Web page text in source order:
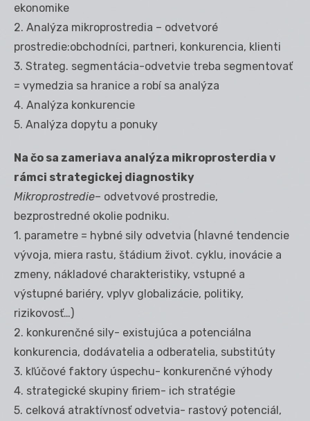
ekonomike
2. Analýza mikroprostredia – odvetvoré
prostredie:obchodníci, partneri, konkurencia, klienti
3. Strateg. segmentácia-odvetvie treba segmentovať
= vymedzia sa hranice a robí sa analýza
4. Analýza konkurencie
5. Analýza dopytu a ponuky
Na čo sa zameriava analýza mikroprosterdia v
rámci strategickej diagnostiky
Mikroprostredie– odvetvové prostredie,
bezprostredné okolie podniku.
1. parametre = hybné sily odvetvia (hlavné tendencie
vývoja, miera rastu, štádium život. cyklu, inovácie a
zmeny, nákladové charakteristiky, vstupné a
výstupné bariéry, vplyv globalizácie, politiky,
rizikovosť…)
2. konkurenčné sily- existujúca a potenciálna
konkurencia, dodávatelia a odberatelia, substitúty
3. kľúčové faktory úspechu- konkurenčné výhody
4. strategické skupiny firiem- ich stratégie
5. celková atraktívnosť odvetvia- rastový potenciál,